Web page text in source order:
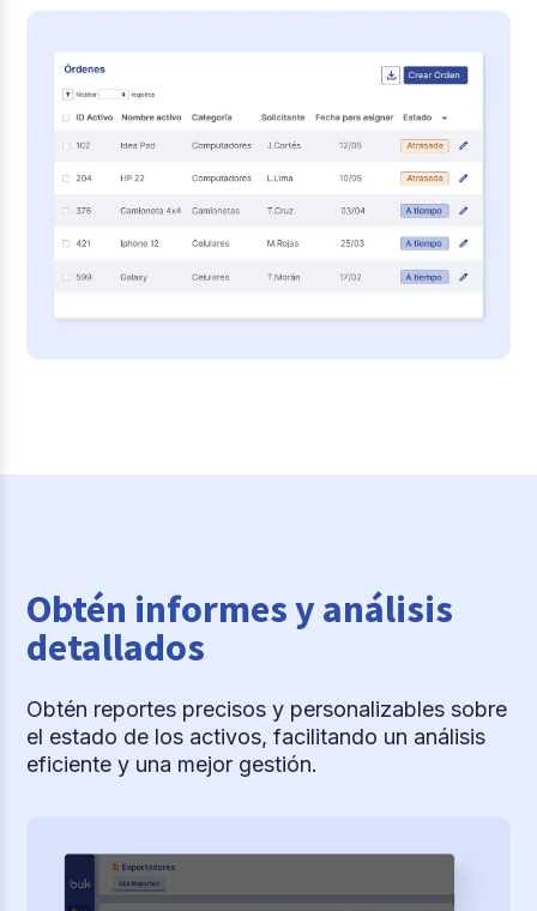
Obtén informes y análisis
detallados
Obtén reportes precisos y personalizables sobre
el estado de los activos, facilitando un análisis
eficiente y una mejor gestión.